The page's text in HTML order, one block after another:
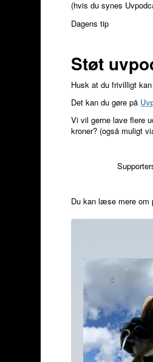
(hvis du synes
Dagens tip
Støt
Husk at du frivilligt
Det kan du gøre på
Vi vil gerne lave flere
kroner? (også muligt
Du kan læse mere om